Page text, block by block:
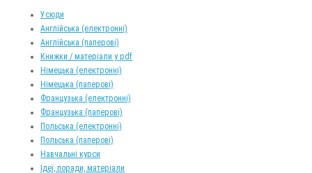
Усюди
Англійська (електронні)
Англійська (паперові)
Книжки / матеріали у pdf
Німецька (електронні)
Німецька (паперові)
Французька (електронні)
Французька (паперові)
Польська (електронні)
Польська (паперові)
Навчальні курси
Ідеї, поради, матеріали